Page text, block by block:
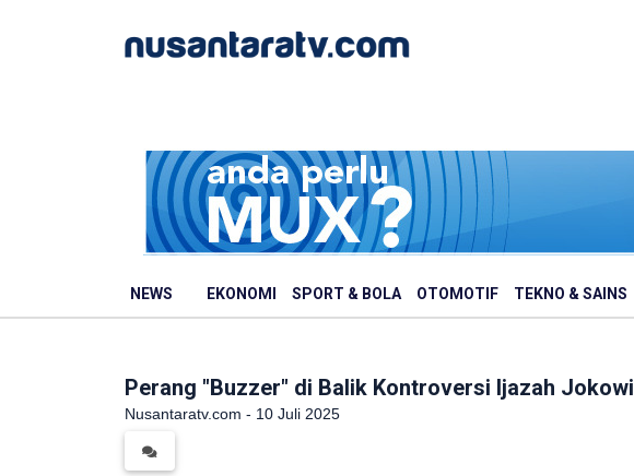
NEWS EKONOMI SPORT & BOLA OTOMOTIF TEKNO & SAINS
Perang "Buzzer" di Balik Kontroversi Ijazah Jokowi
Nusantaratv.com - 10 Juli 2025